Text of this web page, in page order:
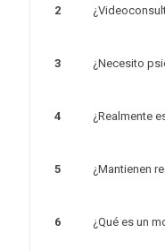
2
3 ¿Necesito
4 ¿Realmente
5 ¿Mantienen
6 ¿Qué es un